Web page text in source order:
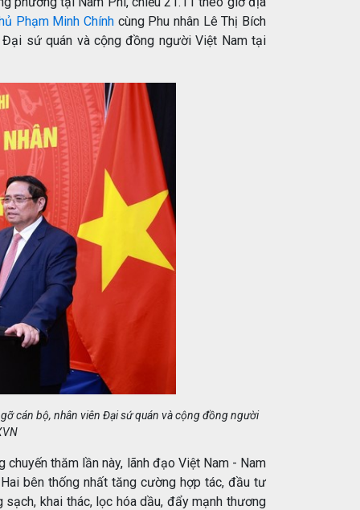
Phạm Minh Chínhcùng Phu nhân Lê Thị Bích
sứ quán và cộng đồng người Việt Nam tại
cán bộ, nhân viên Đại sứ quán và cộng đồng người
thăm lần này, lãnh đạo Việt Nam - Nam
bên thống nhất tăng cường hợp tác, đầu tư
khai thác, lọc hóa dầu, đẩy mạnh thương